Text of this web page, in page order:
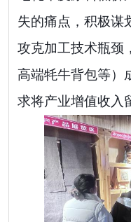
失的痛点 ， 积极谋
攻克加工技术瓶颈
高端牦牛背包等）
求将产业增值收入